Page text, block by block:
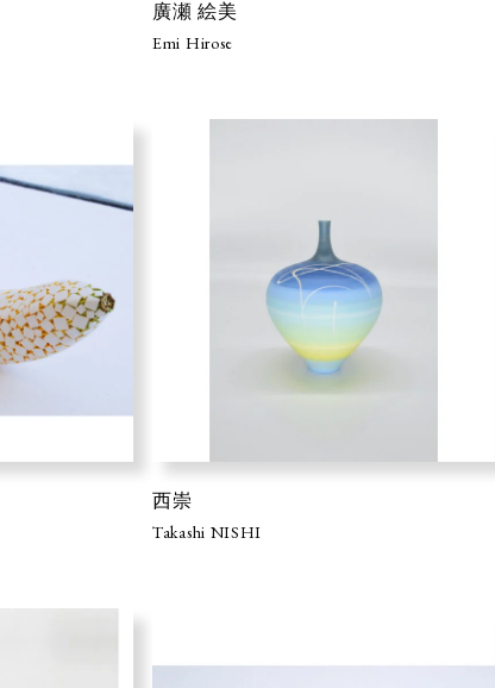
廣瀬 絵美
Emi Hirose
西崇
Takashi NISHI